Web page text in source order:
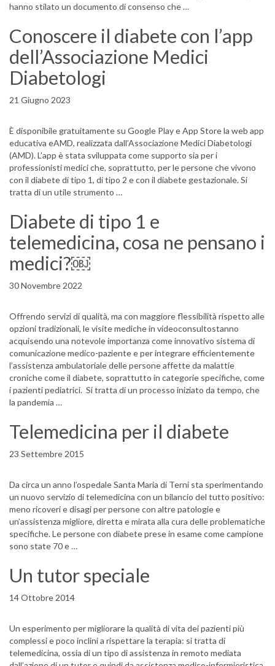
hanno stilato un documento di consenso che …
Conoscere il diabete con l’app
dell’Associazione Medici
Diabetologi
21 Giugno 2023
È disponibile gratuitamente su Google Play e App Store la web app
educativa eAMD, realizzata dall’Associazione Medici Diabetologi
(AMD). L’app è stata sviluppata come supporto sia per i
professionisti medici che, soprattutto, per le persone che vivono
con il diabete di tipo 1, di tipo 2 e con il diabete gestazionale. Si
tratta di un utile strumento …
Diabete di tipo 1 e
telemedicina, cosa ne pensano i
medici?￼
30 Novembre 2022
Offrendo servizi di qualità, ma con maggiore flessibilità rispetto alle
opzioni tradizionali, le visite mediche in videoconsultostanno
acquisendo una notevole importanza come innovativo sistema di
comunicazione medico-paziente e per integrare efficientemente
l’assistenza ambulatoriale delle persone affette da malattie
croniche come il diabete, soprattutto in categorie specifiche, come
i pazienti pediatrici. Si tratta di un processo iniziato da tempo, che
la pandemia …
Telemedicina per il diabete
23 Settembre 2015
Da circa un anno l’ospedale Santa Maria di Terni sta sperimentando
un nuovo servizio di telemedicina con un bilancio del tutto positivo:
meno ricoveri e disagi per persone con altre patologie e
un’assistenza migliore, diretta e mirata alla cura delle problematiche
specifiche. Le persone con diabete prese in esame come campione
sono state 70 e …
Un tutor speciale
14 Ottobre 2014
Un esperimento per migliorare la qualità di vita dei pazienti più
complessi e poco inclini a rispettare la terapia: si tratta di
telemedicina, ossia di un tipo di assistenza in remoto mediata